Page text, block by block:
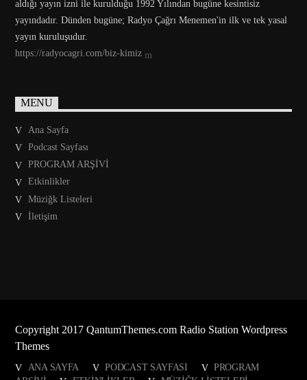
aldığı yayın izni ile kurulduğu 1992 Yılından bugüne kesintisiz
yayındadır. Dünden bugüne; Radyo Çağrı Menemen'in ilk ve tek yasal
yayın kuruluşudur.
https://radyocagri.com/biz-kimiz
MENU
Ana Sayfa
Podcast Sayfası
PROGRAM ARŞİVİ
Etkinlikler
Müziğk Listeleri
İletişim
Copyright 2017 QantumThemes.com Radio Station Wordpress
Themes
ANA SAYFA PODCAST SAYFASI
PROGRAM